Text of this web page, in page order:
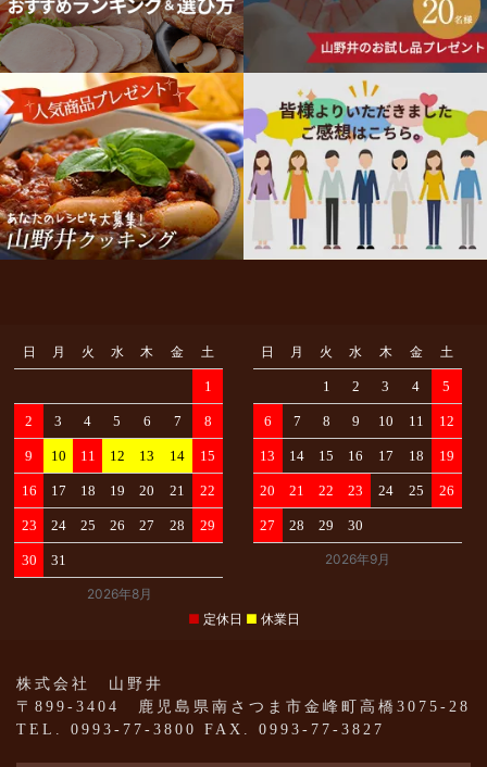
山
野
フ
ト
商
品
ラ
グ
メ
デ
ィ
ア
実
績・
受
賞
よ
く
あ
2026年8月
日 月 火 水 木 金 土
1
2 3 4 5 6 7 8
9 10 11 12 13 14 15
16 17 18 19 20 21 22
23 24 25 26 27 28 29
30 31 2026年9月
日 月 火 水 木 金 土
1 2 3 4 5
6 7 8 9 10 11 12
13 14 15 16 17 18 19
20 21 22 23 24 25 26
27 28 29 30
■ 定休日 ■ 休業日
株式会社 山野井
〒899-3404 鹿児島県南さつま市金峰町高橋3075-28
TEL. 0993-77-3800 FAX. 0993-77-3827